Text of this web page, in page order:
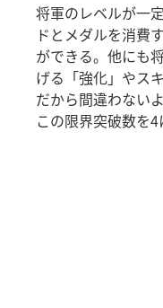
将軍のレベルが一
ドとメダルを消費
ができる。他にも
げる「強化」やス
だから間違わない
この限界突破数を4